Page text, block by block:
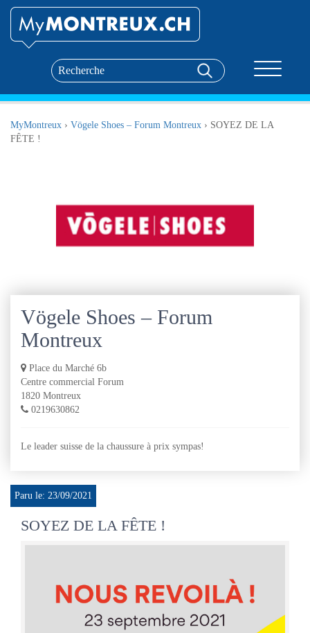
MyMontreux › Vögele Shoes – Forum Montreux › SOYEZ DE LA
FÊTE !
Vögele Shoes – Forum
Montreux
Place du Marché 6b
Centre commercial Forum
1820 Montreux
0219630862
Le leader suisse de la chaussure à prix sympas!
Paru le: 23/09/2021
SOYEZ DE LA FÊTE !